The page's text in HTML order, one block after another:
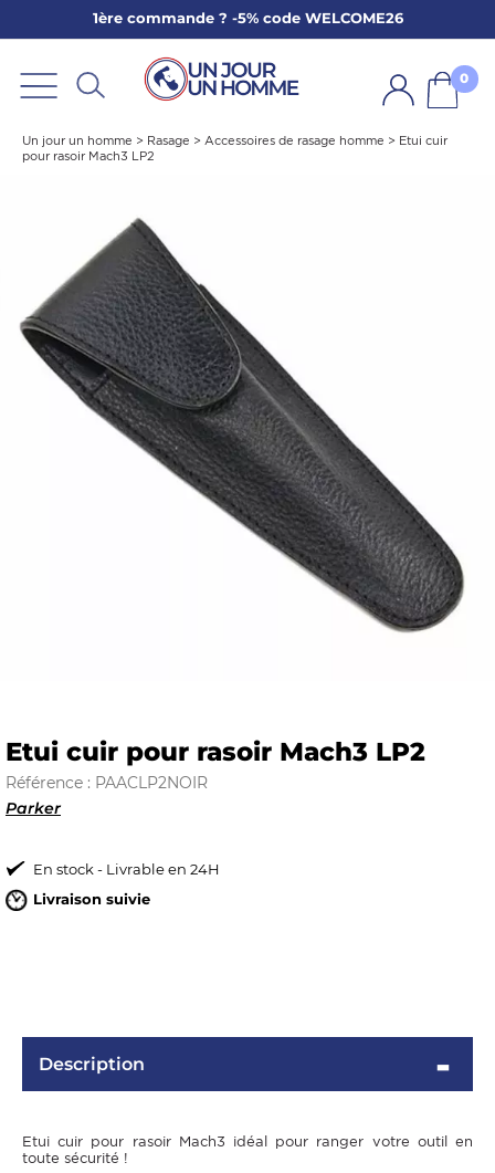
1ère commande ? -5% code WELCOME26
0
LA BARBE
Un jour un homme > Rasage > Accessoires de rasage homme > Etui cuir
pour rasoir Mach3 LP2
Etui cuir pour rasoir Mach3 LP2
Référence : PAACLP2NOIR
Parker
En stock - Livrable en 24H
Livraison suivie
Description
Etui cuir pour rasoir Mach3 idéal pour ranger votre outil en
toute sécurité !